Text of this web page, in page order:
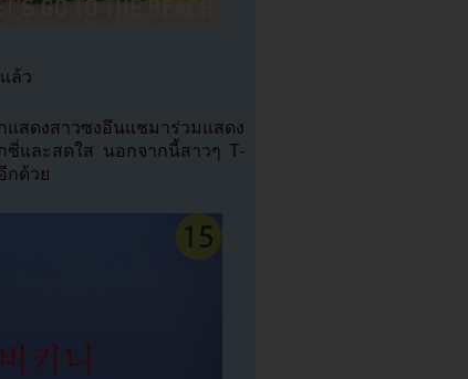
ล้ว
สดงสาวซงอึนแชมาร่วมแสดง
ซี่และสดใส นอกจากนี้สาวๆ T-
กด้วย